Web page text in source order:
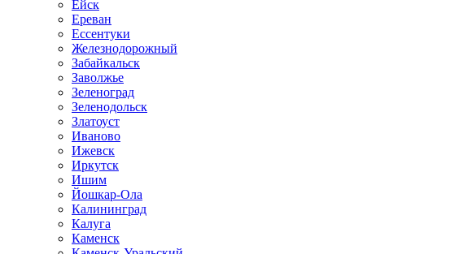
Ейск
Ереван
Ессентуки
Железнодорожный
Забайкальск
Заволжье
Зеленоград
Зеленодольск
Златоуст
Иваново
Ижевск
Иркутск
Ишим
Йошкар-Ола
Калининград
Калуга
Каменск